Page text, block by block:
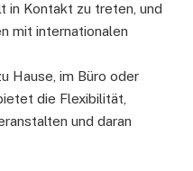
in Kontakt zu treten, und
mit internationalen
Hause, im Büro oder
die Flexibilität,
und daran